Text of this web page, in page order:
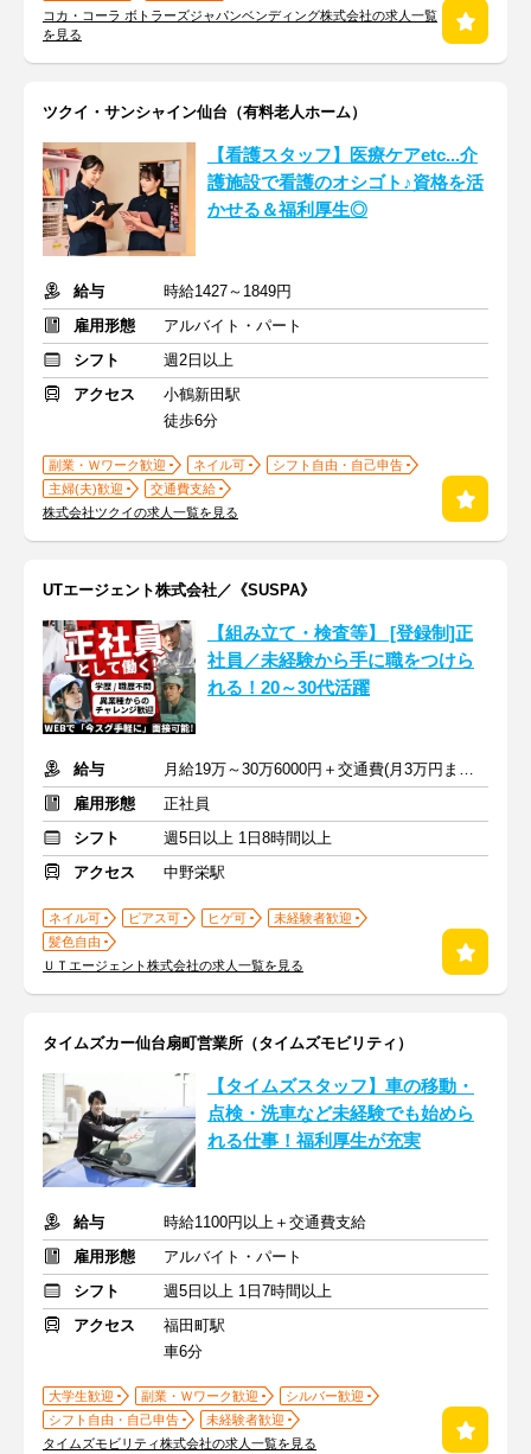
コカ・コーラ ボトラーズジャパンベンディング株式会社の求人一覧
を見る
ツクイ・サンシャイン仙台（有料老人ホーム）
【看護スタッフ】医療ケアetc...介
護施設で看護のオシゴト♪資格を活
かせる＆福利厚生◎
給与
時給1427～1849円
雇用形態
アルバイト・パート
シフト
週2日以上
アクセス
小鶴新田駅
徒歩6分
副業・Ｗワーク歓迎 ネイル可
シフト自由・自己申告
主婦(夫)歓迎
交通費支給
株式会社ツクイの求人一覧を見る
UTエージェント株式会社／《SUSPA》
【組み立て・検査等】 [登録制]正
社員／未経験から手に職をつけら
れる！20～30代活躍
給与
月給19万～30万6000円＋交通費(月3万円まで※規定あり)
雇用形態
正社員
シフト
週5日以上 1日8時間以上
アクセス
中野栄駅
ネイル可 ピアス可 ヒゲ可
未経験者歓迎
髪色自由
ＵＴエージェント株式会社の求人一覧を見る
タイムズカー仙台扇町営業所（タイムズモビリティ）
【タイムズスタッフ】車の移動・
点検・洗車など未経験でも始めら
れる仕事！福利厚生が充実
給与
時給1100円以上＋交通費支給
雇用形態
アルバイト・パート
シフト
週5日以上 1日7時間以上
アクセス
福田町駅
車6分
大学生歓迎 副業・Ｗワーク歓迎
シルバー歓迎
シフト自由・自己申告
未経験者歓迎
タイムズモビリティ株式会社の求人一覧を見る